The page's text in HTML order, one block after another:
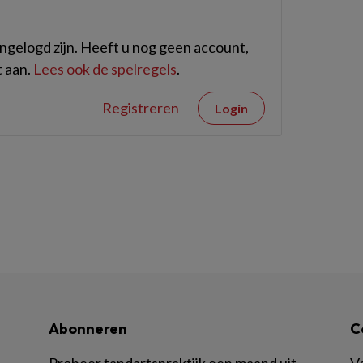
zijn. Heeft u nog geen account,
Lees ook de spelregels.
Registreren Login
Abonneren